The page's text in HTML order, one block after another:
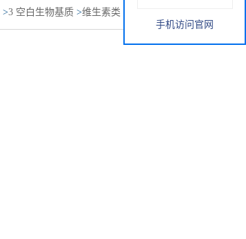
>3 空白生物基质 >维生素类
手机访问官网